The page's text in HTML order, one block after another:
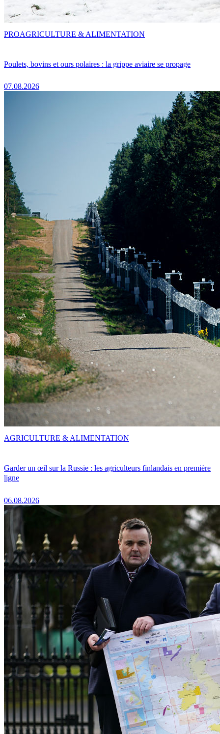
Poulets, bovins et ours polaires : la grippe aviaire se propage
07.08.2026
PROAGRICULTURE & ALIMENTATION
Garder un œil sur la Russie : les agriculteurs finlandais en première
ligne
06.08.2026
AGRICULTURE & ALIMENTATION